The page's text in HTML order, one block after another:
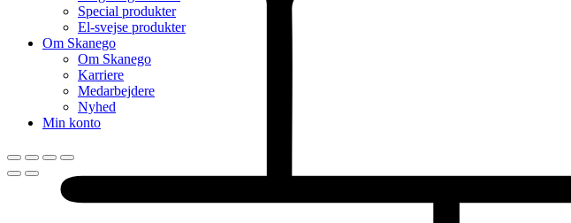
Special produkter
El-svejse produkter
Om Skanego
Om Skanego
Karriere
Medarbejdere
Nyhed
Min konto